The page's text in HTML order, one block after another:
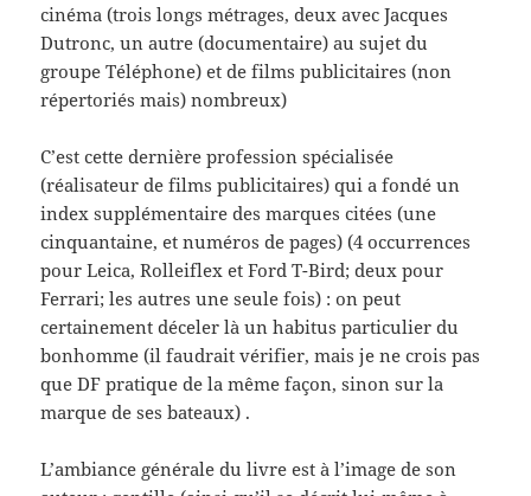
cinéma (trois longs métrages, deux avec Jacques
Dutronc, un autre (documentaire) au sujet du
groupe Téléphone) et de films publicitaires (non
répertoriés mais) nombreux)
C’est cette dernière profession spécialisée
(réalisateur de films publicitaires) qui a fondé un
index supplémentaire des marques citées (une
cinquantaine, et numéros de pages) (4 occurrences
pour Leica, Rolleiflex et Ford T-Bird; deux pour
Ferrari; les autres une seule fois) : on peut
certainement déceler là un habitus particulier du
bonhomme (il faudrait vérifier, mais je ne crois pas
que DF pratique de la même façon, sinon sur la
marque de ses bateaux) .
L’ambiance générale du livre est à l’image de son